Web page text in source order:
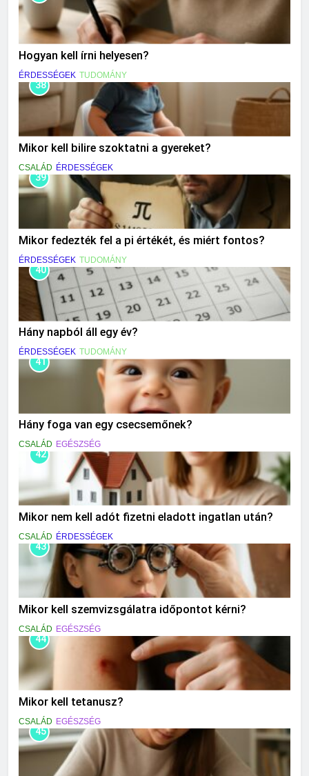
Hogyan kell írni helyesen?
ÉRDESSÉGEK TUDOMÁNY
38
Mikor kell bilire szoktatni a gyereket?
CSALÁD ÉRDESSÉGEK
39
Mikor fedezték fel a pi értékét, és miért fontos?
ÉRDESSÉGEK TUDOMÁNY
40
Hány napból áll egy év?
ÉRDESSÉGEK TUDOMÁNY
41
Hány foga van egy csecsemőnek?
CSALÁD EGÉSZSÉG
42
Mikor nem kell adót fizetni eladott ingatlan után?
CSALÁD ÉRDESSÉGEK
43
Mikor kell szemvizsgálatra időpontot kérni?
CSALÁD EGÉSZSÉG
44
Mikor kell tetanusz?
CSALÁD EGÉSZSÉG
45